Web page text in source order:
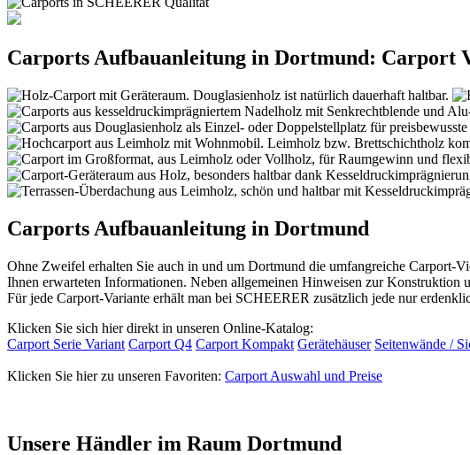
Carports Aufbauanleitung in Dortmund: Carport
Carports Aufbauanleitung in Dortmund
Ohne Zweifel erhalten Sie auch in und um Dortmund die umfangreiche Carport-
Ihnen erwarteten Informationen. Neben allgemeinen Hinweisen zur Konstruktion
Für jede Carport-Variante erhält man bei SCHEERER zusätzlich jede nur
Klicken Sie sich hier direkt in unseren Online-Katalog:
Carport Serie Variant Carport Q4 Carport Kompakt Gerätehäuser Seitenwände /
Klicken Sie hier zu unseren Favoriten: Carport Auswahl und Preise
Unsere Händler im Raum Dortmund